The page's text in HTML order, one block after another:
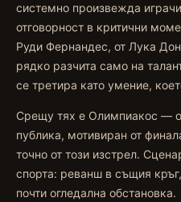
системно произвежда
отговорност в критични
Руди Фернандес, от Лука
рядко разчита само на
се третира като умение,
Срещу тях е Олимпиакос —
публика, мотивиран от
точно от този изстрел.
спорта: реванш в същия
почти огледална обстановка.